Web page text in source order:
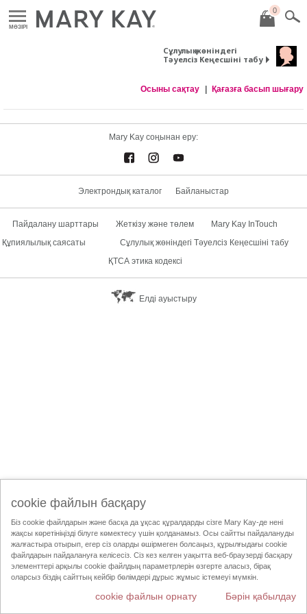
MӘЗІРІ
0
Сұлулық жөніндегі
Тәуелсіз Кеңесшіні табу
Осыны сақтау Қағазға басып шығару
Mary Kay соңынан еру:
Электрондық каталог Байланыстар
Пайдалану шарттары Жеткізу және төлем
Mary Kay InTouch
Құпиялылық саясаты
Сұлулық жөніндегі Тәуелсіз Кеңесшіні табу
ҚТСА этика кодексі
Елді ауыстыру
cookie файлын басқару
Біз cookie файлдарын және басқа да ұқсас құралдарды сізге Mary Kay-де нені
жақсы көретініңізді білуге көмектесу үшін қолданамыз. Осы сайтты пайдалануды
жалғастыра отырып, егер сіз оларды өшірмеген болсаңыз, құрылғыдағы cookie
файлдарын пайдалануға келісесіз. Сіз кез келген уақытта веб-браузерді басқару
элементтері арқылы cookie файлдың параметрлерін өзгерте аласыз, бірақ
оларсыз біздің сайттың кейбір бөлімдері дұрыс жұмыс істемеуі мүмкін.
Бәрін қабылдау
cookie файлын орнату